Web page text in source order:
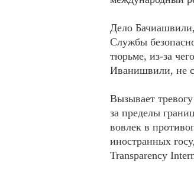
Дело
Службы
тюрьме, из-за
Иванишвили, не
Вызывает
за пределы
вовлек в
иностранных
Transparency